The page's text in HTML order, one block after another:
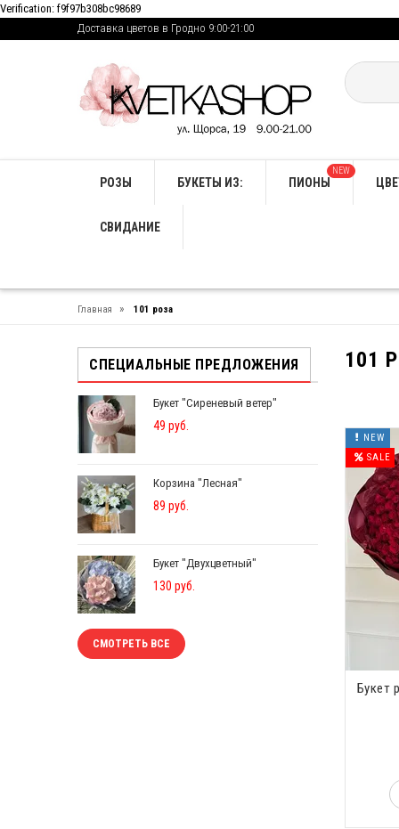
Verification: f9f97b308bc98689
Доставка цветов в Гродно 9:00-21:00
РОЗЫ БУКЕТЫ ИЗ: ПИОНЫ
NEW
СВИДАНИЕ
Главная » 101 роза
101
SALE
NEW
Букет
СПЕЦИАЛЬНЫЕ ПРЕДЛОЖЕНИЯ
Букет "Сиреневый ветер"
49 руб.
Корзина "Лесная"
89 руб.
Букет "Двухцветный"
130 руб.
СМОТРЕТЬ ВСЕ